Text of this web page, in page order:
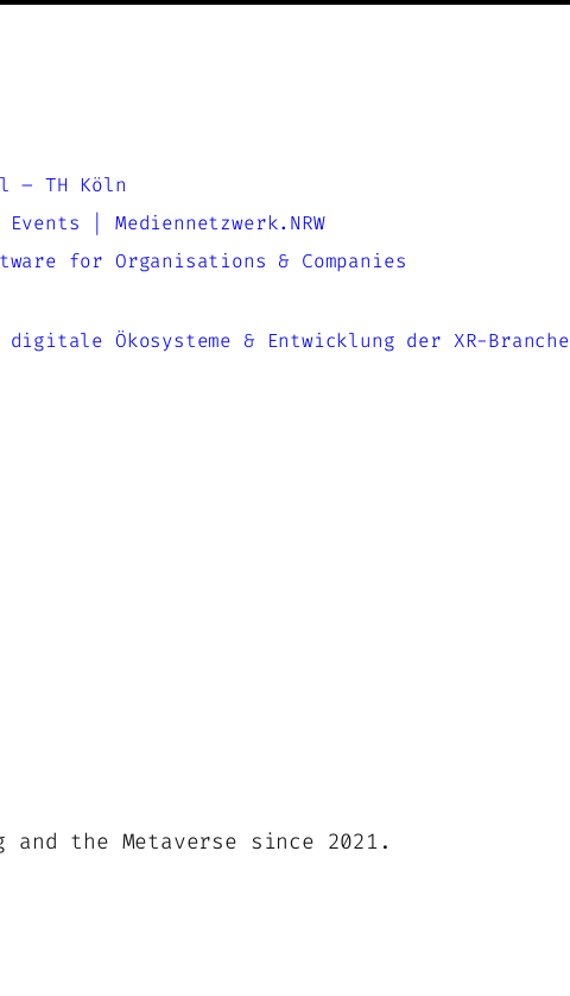
TH Köln
| Mediennetzwerk.NRW
for Organisations & Companies
Ökosysteme & Entwicklung der XR-Branche
and the Metaverse since 2021.